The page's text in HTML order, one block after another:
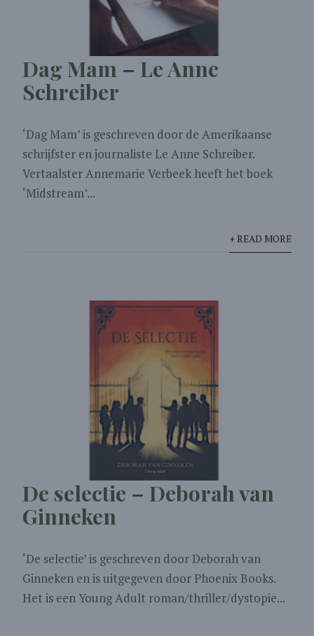
Dag Mam – Le Anne
Schreiber
‘Dag Mam’ is geschreven door de Amerikaanse
schrijfster en journaliste Le Anne Schreiber.
Vertaalster Annemarie Verbeek heeft het boek
‘Midstream’...
+ READ MORE
De selectie – Deborah van
Ginneken
‘De selectie’ is geschreven door Deborah van
Ginneken en is uitgegeven door Phoenix Books.
Het is een Young Adult roman/thriller/dystopie...